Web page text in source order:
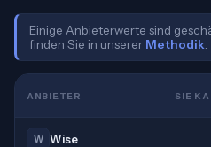
Einige Anbieterwerte sind
finden Sie in unserer Methodik
ANBIETER SIE
W Wise